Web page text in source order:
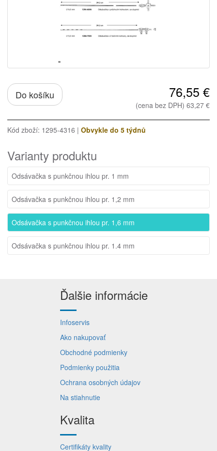
Do košíku 76,55 €
(cena bez DPH) 63,27 €
Kód zboží: 1295-4316 | Obvykle do 5 týdnů
Varianty produktu
Odsávačka s punkčnou ihlou pr. 1 mm
Odsávačka s punkčnou ihlou pr. 1,2 mm
Odsávačka s punkčnou ihlou pr. 1,6 mm
Odsávačka s punkčnou ihlou pr. 1.4 mm
Ďalšie informácie
Infoservis
Ako nakupovať
Obchodné podmienky
Podmienky použitia
Ochrana osobných údajov
Na stiahnutie
Kvalita
Certifikáty kvality